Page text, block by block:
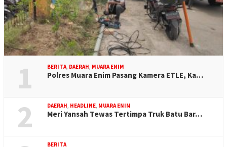
1 BERITA, DAERAH, MUARA ENIM
Polres Muara Enim Pasang Kamera ETLE, Ka…
2 DAERAH, HEADLINE, MUARA ENIM
Meri Yansah Tewas Tertimpa Truk Batu Bar…
BERITA